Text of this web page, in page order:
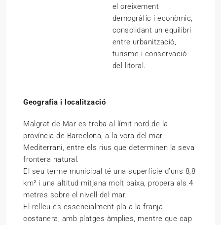
el creixement
demogràfic i econòmic,
consolidant un equilibri
entre urbanització,
turisme i conservació
del litoral.
Geografia i localització
Malgrat de Mar es troba al límit nord de la
província de Barcelona, a la vora del mar
Mediterrani, entre els rius que determinen la seva
frontera natural.
El seu terme municipal té una superfície d’uns 8,8
km² i una altitud mitjana molt baixa, propera als 4
metres sobre el nivell del mar.
El relleu és essencialment pla a la franja
costanera, amb platges àmplies, mentre que cap